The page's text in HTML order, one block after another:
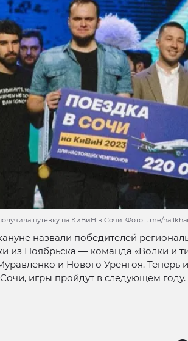
путёвку на КиВиН в Сочи. Фото: t.me/
назвали победителей
из Ноябрьска — команда «Волки и
и Нового Уренгоя. Теперь
Сочи, игры пройдут в следующем году.